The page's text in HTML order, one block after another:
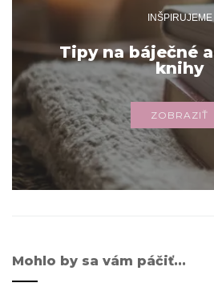
INŠPIRUJEME
Tipy na báječné
knihy
ZOBRAZIŤ
Mohlo by sa vám páčiť...